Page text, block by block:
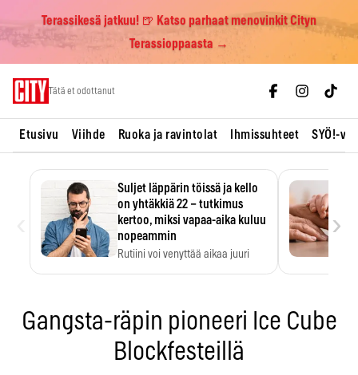
Terassikesä jatkuu! 🍺 Katso parhaat menovinkit Cityn
Terassioppaasta →
Tätä et odottanut
Etusivu Viihde Ruoka ja ravintolat Ihmissuhteet SYÖ!-
Suljet läppärin töissä ja kello
on yhtäkkiä 22 – tutkimus
kertoo, miksi vapaa-aika kuluu
nopeammin
Rutiini voi venyttää aikaa juuri
›
Gangsta-räpin pioneeri Ice Cube
Blockfesteillä